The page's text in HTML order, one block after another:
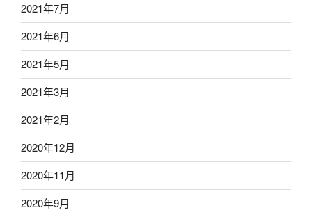
2021年7月
2021年6月
2021年5月
2021年3月
2021年2月
2020年12月
2020年11月
2020年9月